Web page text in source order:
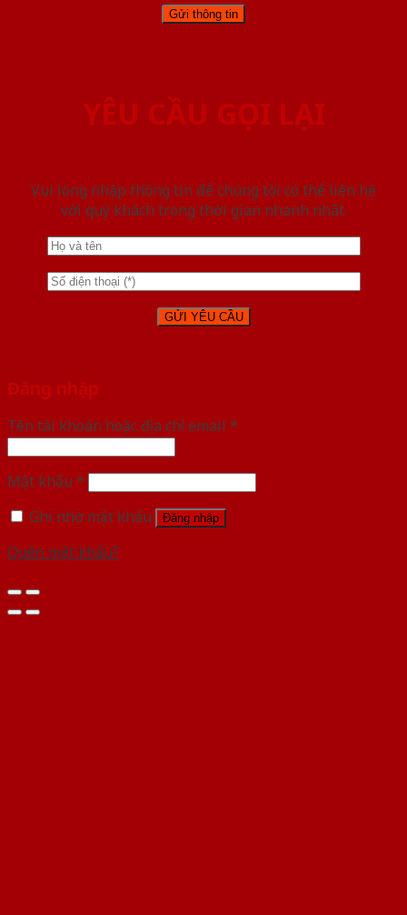
YÊU CẦU GỌI LẠI
Vui lòng nhập thông tin để chúng tôi có thể liên hệ
với quý khách trong thời gian nhanh nhất.
Đăng nhập
Tên tài khoản hoặc địa chỉ email *
Mật khẩu *
Ghi nhớ mật khẩu
Đăng nhập
Quên mật khẩu?